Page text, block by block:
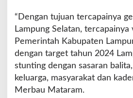
“Dengan tujuan tercapainya
Lampung Selatan, tercapainya
Pemerintah Kabupaten
dengan target tahun 2024
stunting dengan sasaran
keluarga, masyarakat dan
Merbau Mataram.